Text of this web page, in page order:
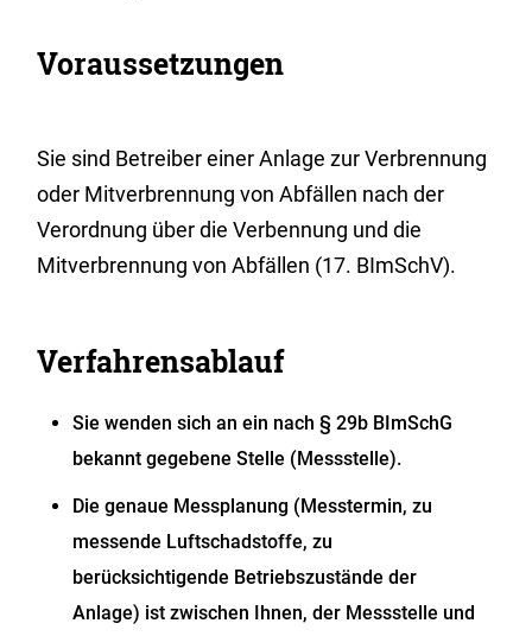
Voraussetzungen
Sie sind Betreiber einer Anlage zur Verbrennung
oder Mitverbrennung von Abfällen nach der
Verordnung über die Verbennung und die
Mitverbrennung von Abfällen (17. BImSchV).
Verfahrensablauf
Sie wenden sich an ein nach § 29b BImSchG
bekannt gegebene Stelle (Messstelle).
Die genaue Messplanung (Messtermin, zu
messende Luftschadstoffe, zu
berücksichtigende Betriebszustände der
Anlage) ist zwischen Ihnen, der Messstelle und